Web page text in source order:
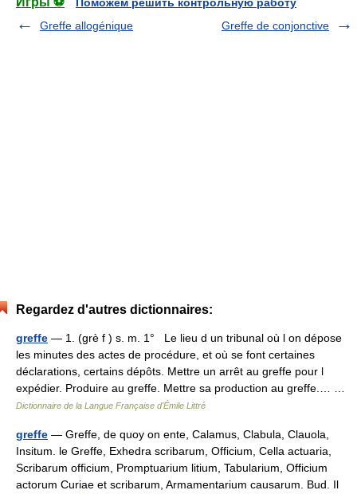
Greffe allogénique
Greffe de conjonctive
Regardez d'autres dictionnaires:
greffe — 1. (grè f ) s. m. 1° Le lieu d un tribunal où l on dépose
les minutes des actes de procédure, et où se font certaines
déclarations, certains dépôts. Mettre un arrêt au greffe pour l
expédier. Produire au greffe. Mettre sa production au greffe.… …
Dictionnaire de la Langue Française d'Émile Littré
greffe — Greffe, de quoy on ente, Calamus, Clabula, Clauola,
Insitum. le Greffe, Exhedra scribarum, Officium, Cella actuaria,
Scribarum officium, Promptuarium litium, Tabularium, Officium
actorum Curiae et scribarum, Armamentarium causarum. Bud. Il